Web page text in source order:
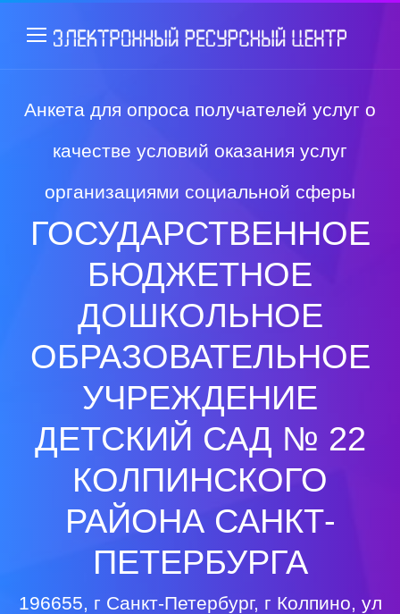
Анкета для опроса получателей услуг о
качестве условий оказания услуг
организациями социальной сферы
ГОСУДАРСТВЕННОЕ
БЮДЖЕТНОЕ
ДОШКОЛЬНОЕ
ОБРАЗОВАТЕЛЬНОЕ
УЧРЕЖДЕНИЕ
ДЕТСКИЙ САД № 22
КОЛПИНСКОГО
РАЙОНА САНКТ-
ПЕТЕРБУРГА
196655, г Санкт-Петербург, г Колпино, ул